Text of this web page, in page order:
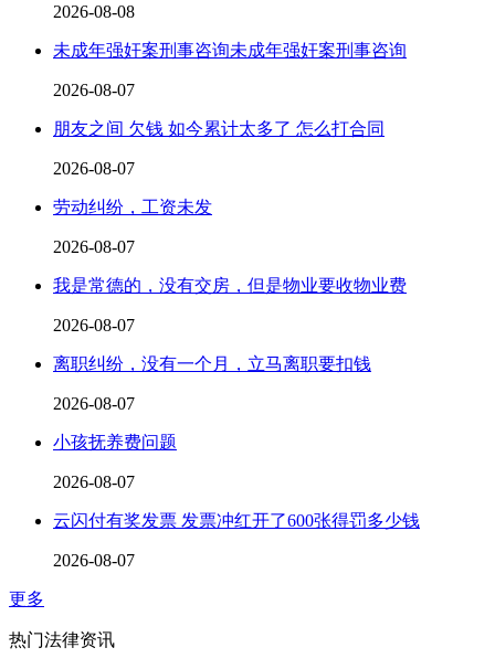
2026-08-08
未成年强奸案刑事咨询未成年强奸案刑事咨询
2026-08-07
朋友之间 欠钱 如今累计太多了 怎么打合同
2026-08-07
劳动纠纷，工资未发
2026-08-07
我是常德的，没有交房，但是物业要收物业费
2026-08-07
离职纠纷，没有一个月，立马离职要扣钱
2026-08-07
小孩抚养费问题
2026-08-07
云闪付有奖发票 发票冲红开了600张得罚多少钱
2026-08-07
更多
热门法律资讯